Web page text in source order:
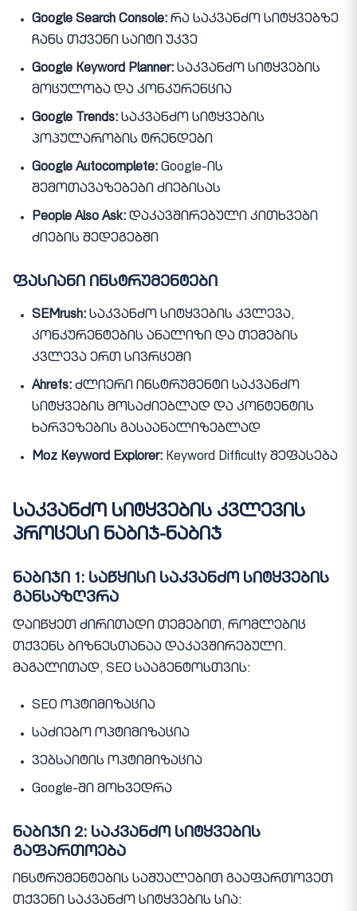
Google Search Console: რა საკვანძო სიტყვებზე
ჩანს თქვენი საიტი უკვე
Google Keyword Planner: საკვანძო სიტყვების
მოცულობა და კონკურენცია
Google Trends: საკვანძო სიტყვების
პოპულარობის ტრენდები
Google Autocomplete: Google-ის
შემოთავაზებები ძიებისას
People Also Ask: დაკავშირებული კითხვები
ძიების შედეგებში
ფასიანი ინსტრუმენტები
SEMrush: საკვანძო სიტყვების კვლევა,
კონკურენტების ანალიზი და თემების
კვლევა ერთ სივრცეში
Ahrefs: ძლიერი ინსტრუმენტი საკვანძო
სიტყვების მოსაძიებლად და კონტენტის
ხარვეზების გასაანალიზებლად
Moz Keyword Explorer: Keyword Difficulty შეფასება
საკვანძო სიტყვების კვლევის
პროცესი ნაბიჯ-ნაბიჯ
ნაბიჯი 1: საწყისი საკვანძო სიტყვების
განსაზღვრა
დაიწყეთ ძირითადი თემებით, რომლებიც
თქვენს ბიზნესთანაა დაკავშირებული.
მაგალითად, SEO სააგენტოსთვის:
SEO ოპტიმიზაცია
საძიებო ოპტიმიზაცია
ვებსაიტის ოპტიმიზაცია
Google-ში მოხვედრა
ნაბიჯი 2: საკვანძო სიტყვების
გაფართოება
ინსტრუმენტების საშუალებით გააფართოვეთ
თქვენი საკვანძო სიტყვების სია: